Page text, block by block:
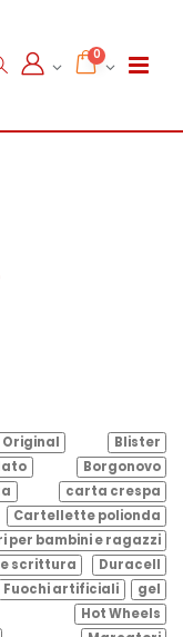
0
Original
Blister
Borgonovo
carta crespa
Cartellette polionda
per bambini e ragazzi
e scrittura
Duracell
Fuochi artificiali
gel
Hot Wheels